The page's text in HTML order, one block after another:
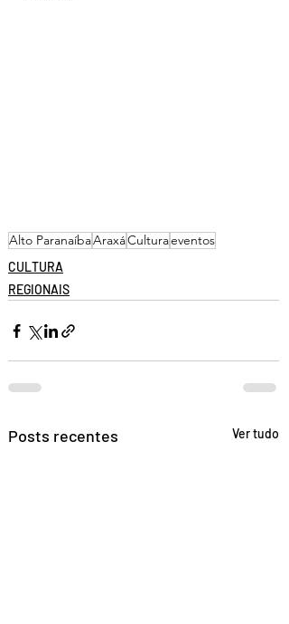
Alto ParanaíbaAraxáCulturaeventos
CULTURA
REGIONAIS
Posts recentes Ver tudo